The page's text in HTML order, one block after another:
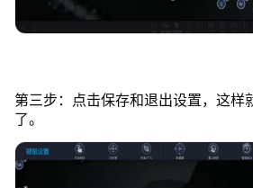
第三步：点击保存和退出设置，这样
了。